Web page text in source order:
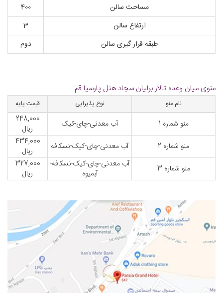
مساحت سالن
400
ارتفاع سالن
3
طبقه قرار گیری سالن
دوم
منوی میان وعده تالار برلیان سجاد هتل پارسیا قم
نام منو نوع پذیرایی قیمت پایه
منو شماره 1 آب معدنی-چای-کیک
248,000
ریال
منو شماره 2
آب معدنی-چای-کیک-نسکافه
434,000
ریال
منو شماره 3
آب معدنی-چای-کیک-نسکافه-
آبمیوه
327,000
ریال